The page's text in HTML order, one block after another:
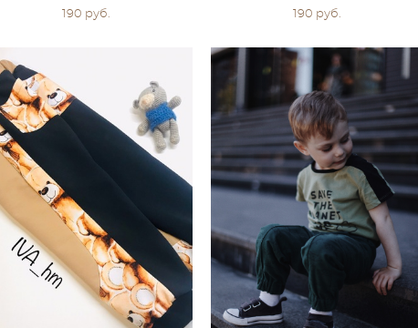
190 pуб.
190 pуб.